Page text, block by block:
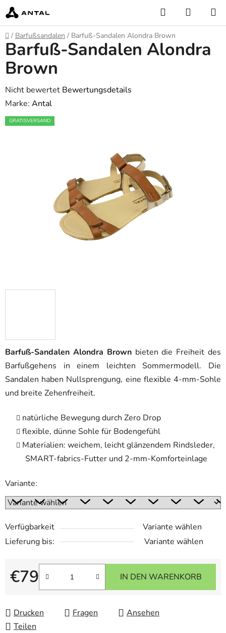
Zum
Inhalt
springen
Suchen
Startseite
/ Barfußsandalen / Barfuß-Sandalen Alondra Brown
Barfuß-Sandalen Alondra Brownbieten die Freiheit des
Barfußgehens in einem leichten Sommermodell. Die
Sandalen haben Nullsprengung, eine flexible 4-mm-Sohle
und breite Zehenfreiheit.
natürliche Bewegung durch Zero Drop
flexible, dünne Sohle für Bodengefühl
Materialien: weichem, leicht glänzendem Rindsleder,
SMART-fabrics-Futter und 2-mm-Komforteinlage
Variante:
Verfügbarkeit
Variante wählen
Lieferung bis:
Variante wählen
€79
Verkaufspreis:
IN DEN WARENKORB
Drucken Fragen
Ansehen
Teilen
Barfuß-Sandalen Alondra
Brown
Die
durchschnittliche
Produktbewertung
Nicht bewertet Bewertungsdetails
Marke: Antal
GRATISVERSAND